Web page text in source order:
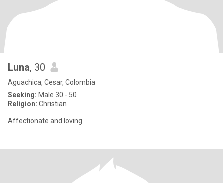
Luna, 30
Aguachica, Cesar, Colombia
Seeking: Male 30 - 50
Religion: Christian
Affectionate and loving.